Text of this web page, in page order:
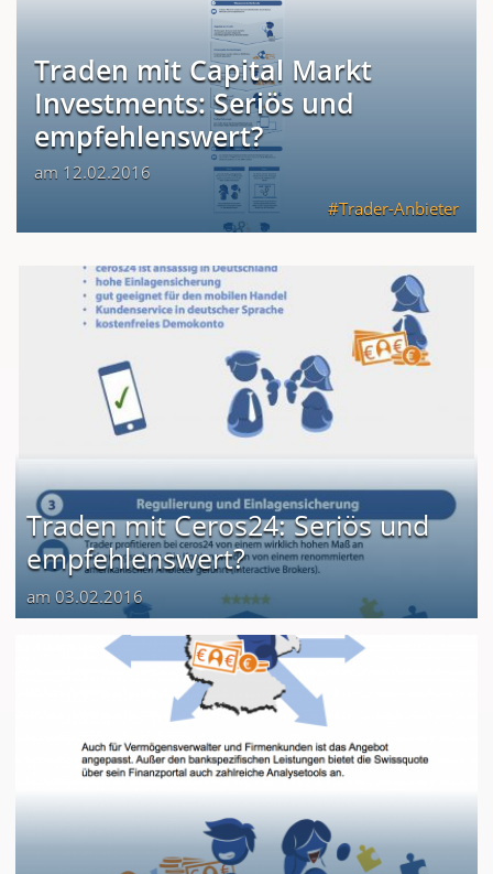
Traden mit Capital Markt
Investments: Seriös und
empfehlenswert?
am 12.02.2016
Trader-Anbieter
Traden mit Ceros24: Seriös und
empfehlenswert?
am 03.02.2016